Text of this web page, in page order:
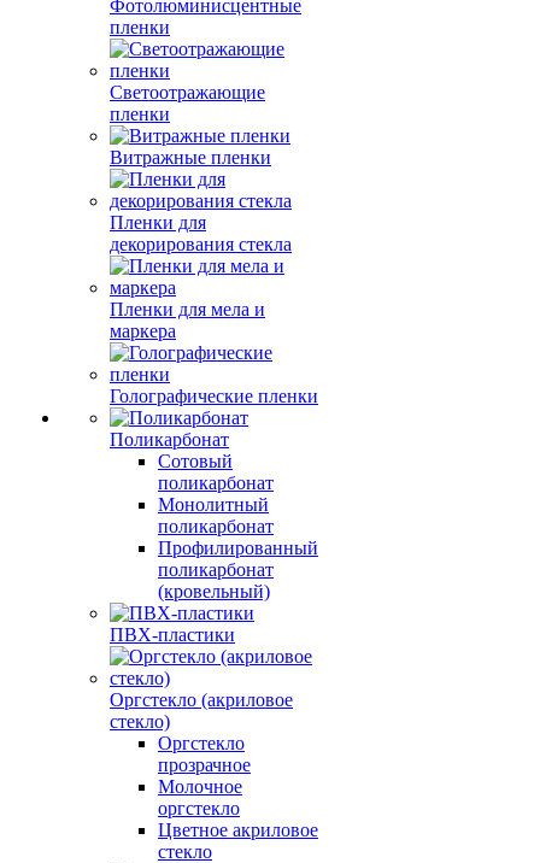
Фотолюминисцентные
пленки
Светоотражающие
пленки
Витражные пленки
Пленки для
декорирования стекла
Пленки для мела и
маркера
Голографические пленки
Поликарбонат
Сотовый
поликарбонат
Монолитный
поликарбонат
Профилированный
поликарбонат
(кровельный)
ПВХ-пластики
Оргстекло (акриловое
стекло)
Оргстекло
прозрачное
Молочное
оргстекло
Цветное акриловое
стекло